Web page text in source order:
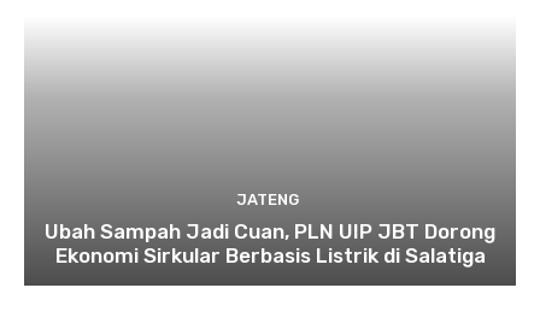
JATENG
Ubah Sampah Jadi Cuan, PLN UIP JBT Dorong
Ekonomi Sirkular Berbasis Listrik di Salatiga